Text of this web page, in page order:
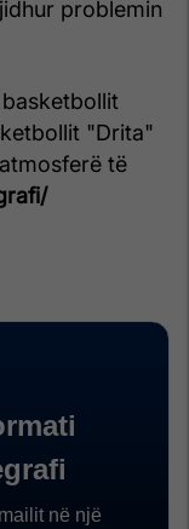
problemin
"Drita"
të